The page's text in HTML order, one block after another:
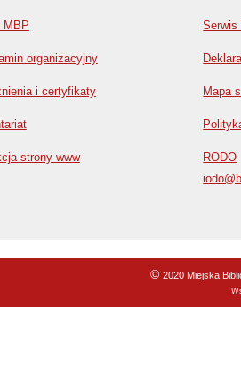
MBP
organizacyjny
i certyfikaty
strony www
Serwis
Mapa
RODO
©2020 Miejska